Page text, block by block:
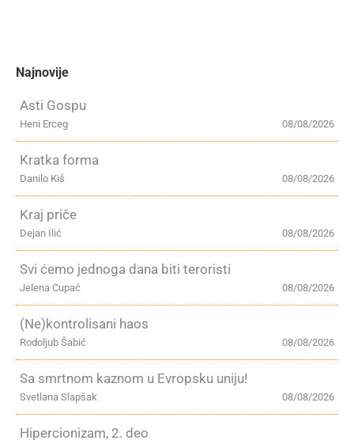
Najnovije
Asti Gospu
08/08/2026
Heni Erceg
Kratka forma
08/08/2026
Danilo Kiš
Kraj priče
08/08/2026
Dejan Ilić
Svi ćemo jednoga dana biti teroristi
08/08/2026
Jelena Cupać
(Ne)kontrolisani haos
08/08/2026
Rodoljub Šabić
Sa smrtnom kaznom u Evropsku uniju!
08/08/2026
Svetlana Slapšak
Hipercionizam, 2. deo